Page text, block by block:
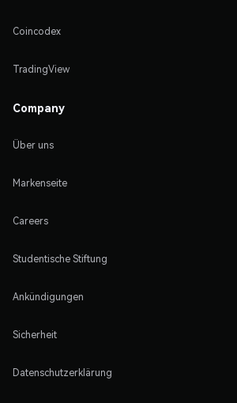
Coincodex
TradingView
Company
Über uns
Markenseite
Careers
Studentische Stiftung
Ankündigungen
Sicherheit
Datenschutzerklärung